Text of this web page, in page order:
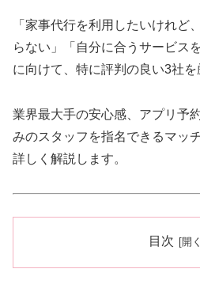
「家事代行を利用したいけれど
らない」「自分に合うサービス
に向けて、特に評判の良い3社を
業界最大手の安心感、アプリ予
みのスタッフを指名できるマッ
詳しく解説します。
目次